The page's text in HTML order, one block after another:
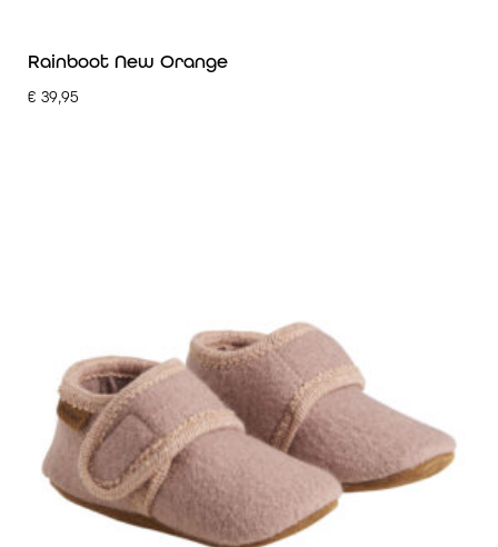
Rainboot New Orange
€ 39,95